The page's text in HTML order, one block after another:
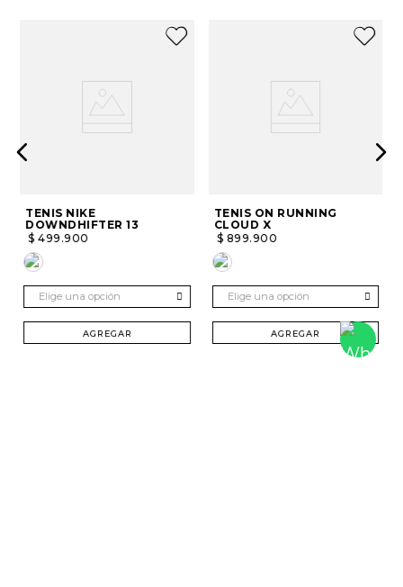
TENIS NIKE
DOWNDHIFTER 13
$ 499.900
Elige una opción
AGREGAR
TENIS ON RUNNING
CLOUD X
$ 899.900
Elige una opción
AGREGAR